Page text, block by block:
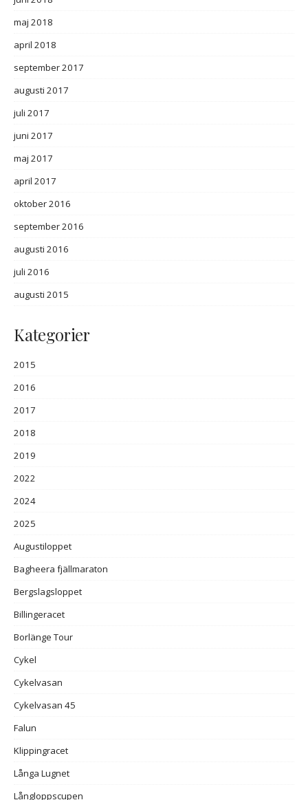
maj 2018
april 2018
september 2017
augusti 2017
juli 2017
juni 2017
maj 2017
april 2017
oktober 2016
september 2016
augusti 2016
juli 2016
augusti 2015
Kategorier
2015
2016
2017
2018
2019
2022
2024
2025
Augustiloppet
Bagheera fjällmaraton
Bergslagsloppet
Billingeracet
Borlänge Tour
Cykel
Cykelvasan
Cykelvasan 45
Falun
Klippingracet
Långa Lugnet
Långloppscupen